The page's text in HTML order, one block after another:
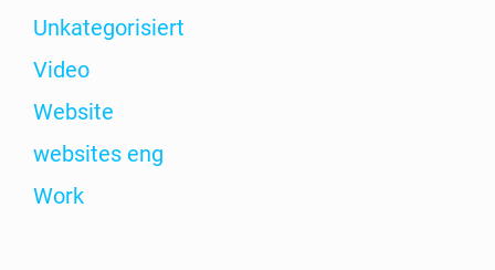
Unka­te­go­ri­siert
Video
Web­site
web­sites eng
Work